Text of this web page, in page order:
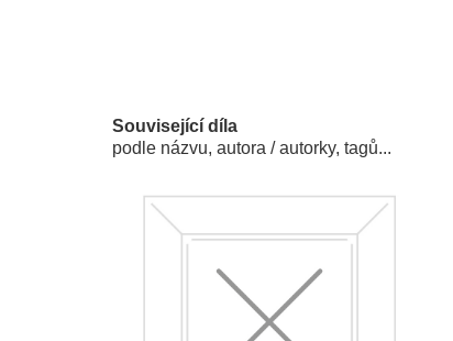
Související díla
podle názvu, autora / autorky, tagů...